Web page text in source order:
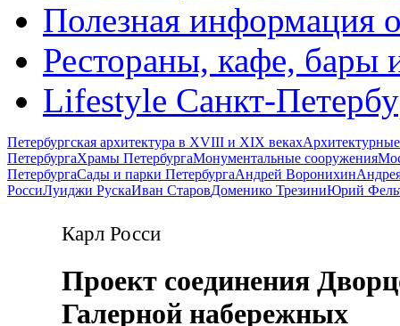
Полезная информация
Рестораны, кафе, бары
Lifestyle Санкт-
Петербургская архитектура в XVIII и XIX веках
ПетербургаХрамы ПетербургаМонументальные сооружения
ПетербургаСады и парки ПетербургаАндрей Воронихин
РоссиЛуиджи РускаИван СтаровДоменико ТрезиниЮрий
Карл Росси
Проект соединения
Галерной набережных